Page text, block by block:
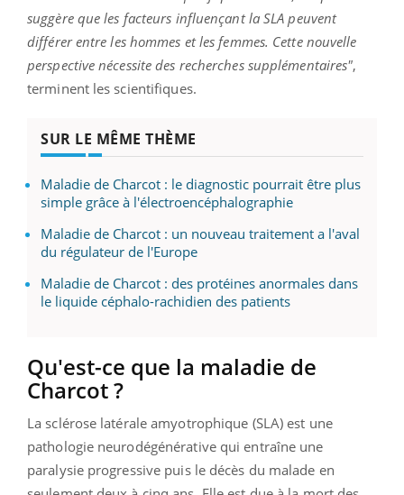
suggère que les facteurs influençant la SLA peuvent
différer entre les hommes et les femmes. Cette nouvelle
perspective nécessite des recherches supplémentaires",
terminent les scientifiques.
SUR LE MÊME THÈME
Maladie de Charcot : le diagnostic pourrait être plus
simple grâce à l'électroencéphalographie
Maladie de Charcot : un nouveau traitement a l'aval
du régulateur de l'Europe
Maladie de Charcot : des protéines anormales dans
le liquide céphalo-rachidien des patients
Qu'est-ce que la maladie de
Charcot ?
La sclérose latérale amyotrophique (SLA) est une
pathologie neurodégénérative qui entraîne une
paralysie progressive puis le décès du malade en